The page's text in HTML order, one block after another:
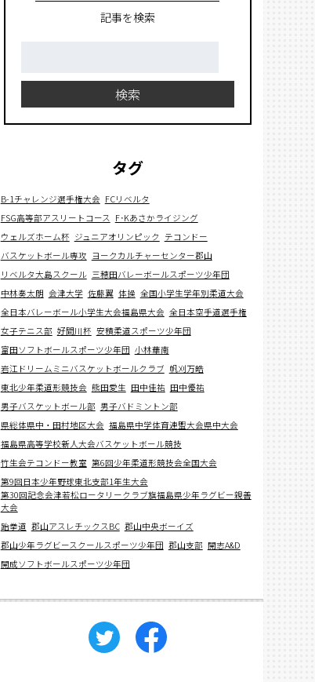
記事を検索
検索
タグ
B-1チャレンジ選手権大会 FCリベルタ
FSG高等部アスリートコース F･Kあさかライジング
ウェルズホーム杯 ジュニアオリンピック テコンドー
バスケットボール専攻 ヨークカルチャーセンター郡山
リベルタ大島スクール 三穂田バレーボールスポーツ少年団
中林奏太朗 会津大学 佐藤翼 体操 全国小学生学年別柔道大会
全日本バレーボール小学生大会福島県大会 全日本空手道選手権
女子テニス部 好間川杯 安積柔道スポーツ少年団
富田ソフトボールスポーツ少年団 小林華南
岩江ドリームミニバスケットボールクラブ 帆刈万皓
東北少年柔道形競技会 熊田愛生 田中佳祐 田中優祐
男子バスケットボール部 男子バドミントン部
県総体県中・田村地区大会 福島県中学体育連盟大会県中大会
福島県高等学校新人大会バスケットボール競技
竹生会テコンドー教室 第6回少年柔道形競技会全国大会
第9回日本少年野球東北支部1年生大会
第30回記念会津若松ロータリークラブ旗福島県少年ラグビー親善
大会
跆拳道 郡山アスレチックスBC 郡山中央ボーイズ
郡山少年ラグビースクールスポーツ少年団 郡山支部 開志A&D
開成ソフトボールスポーツ少年団